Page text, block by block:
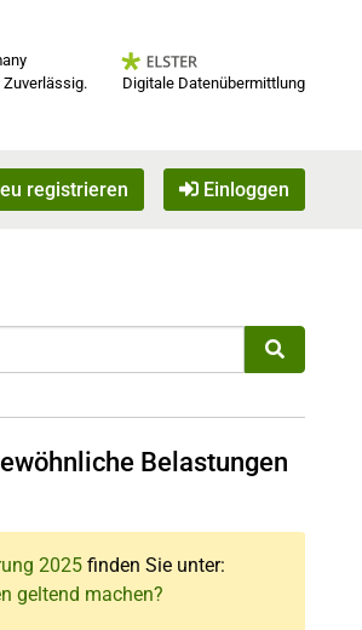
Zuverlässig.
Digitale Datenübermittlung
registrieren Einloggen
Belastungen
2025 finden Sie unter:
geltend machen?